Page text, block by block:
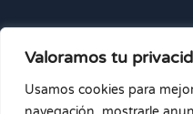
Valoramos tu
Usamos cookies para